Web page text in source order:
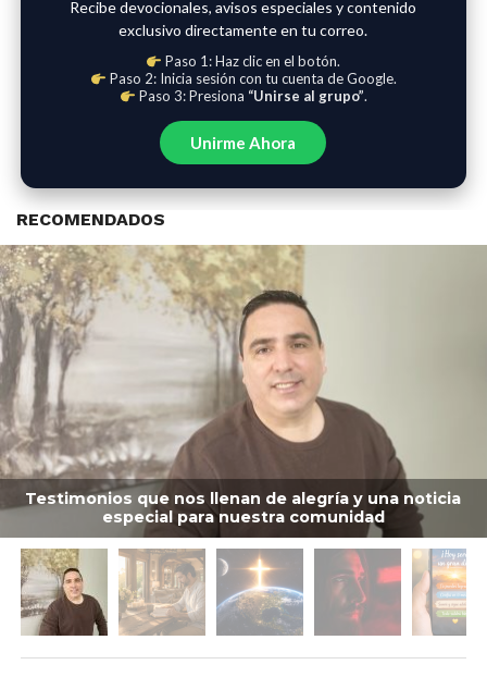
Recibe devocionales, avisos especiales y contenido
exclusivo directamente en tu correo.
Paso 1: Haz clic en el botón.
Paso 2: Inicia sesión con tu cuenta de Google.
Paso 3: Presiona “Unirse al grupo”.
Unirme Ahora
RECOMENDADOS
Testimonios que nos llenan de alegría y una noticia
especial para nuestra comunidad